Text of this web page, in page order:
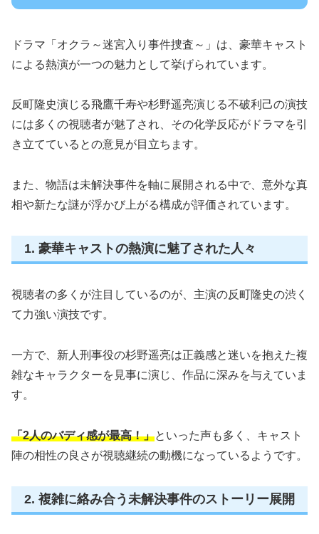
ドラマ「オクラ～迷宮入り事件捜査～」は、豪華キャスト
による熱演が一つの魅力として挙げられています。
反町隆史演じる飛鷹千寿や杉野遥亮演じる不破利己の演技
には多くの視聴者が魅了され、その化学反応がドラマを引
き立てているとの意見が目立ちます。
また、物語は未解決事件を軸に展開される中で、意外な真
相や新たな謎が浮かび上がる構成が評価されています。
1. 豪華キャストの熱演に魅了された人々
視聴者の多くが注目しているのが、主演の反町隆史の渋く
て力強い演技です。
一方で、新人刑事役の杉野遥亮は正義感と迷いを抱えた複
雑なキャラクターを見事に演じ、作品に深みを与えていま
す。
「2人のバディ感が最高！」といった声も多く、キャスト
陣の相性の良さが視聴継続の動機になっているようです。
2. 複雑に絡み合う未解決事件のストーリー展開